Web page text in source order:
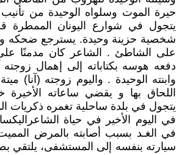
حيرة الموت وسلواه الوحيدة من
يتجول في شوارع اليونان الممطرة
شخصية حزينة وحيدة. يسترجع ضحكه
على الشاطئ . الشاعر كان مدمنًا
دفعه هوسه بكتاباته إلى إهمال زوجته
وابنته الوحيدة . واليوم زوجته (آنا)
اللحاق بها و يقضي ساعاته
يتجول في بلدة ساحلية تغمره ذكريات
في اليوم الأخير في حياة
في الغـد بسبب أصابته بالمرض
سيارته بنفسه إلى المستشفى، يلتقي